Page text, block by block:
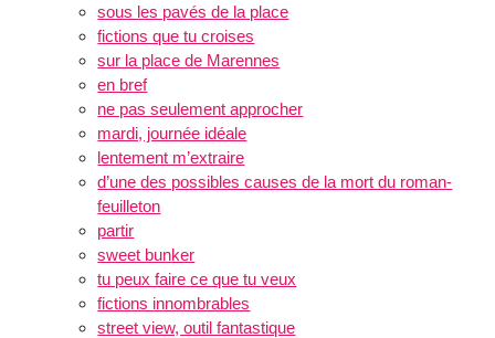
sous les pavés de la place
fictions que tu croises
sur la place de Marennes
en bref
ne pas seulement approcher
mardi, journée idéale
lentement m’extraire
d’une des possibles causes de la mort du roman-
feuilleton
partir
sweet bunker
tu peux faire ce que tu veux
fictions innombrables
street view, outil fantastique